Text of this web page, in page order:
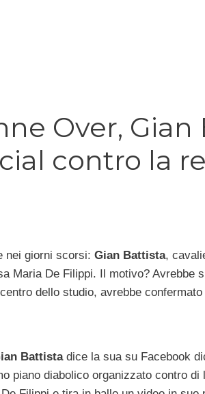
Over, Gian
contro la
nei giorni scorsi: Gian Battista,
Maria De Filippi. Il motivo? Avrebbe
dello studio, avrebbe confermato
Battistadice la sua su Facebook
piano diabolico organizzato contro